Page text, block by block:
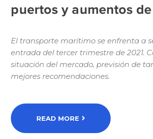
puertos y aumentos
El transporte marítimo se enfrenta a
entrada del tercer trimestre de 2021.
situación del mercado, previsión de
mejores recomendaciones.
READ MORE